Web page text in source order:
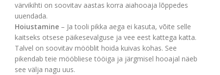
värvikihti on soovitav aastas korra aiahooaja lõppedes
uuendada.
Hoiustamine – Ja tooli pikka aega ei kasuta, võite selle
kaitseks otsese päikesevalguse ja vee eest kattega katta.
Talvel on soovitav mööblit hoida kuivas kohas. See
pikendab teie mööbliese tööiga ja järgmisel hooajal näeb
see välja nagu uus.